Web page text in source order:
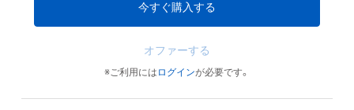
今すぐ購入する
オファーする
※ご利用には ログインが必要です。